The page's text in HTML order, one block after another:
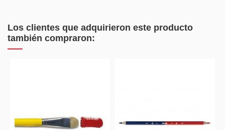
Los clientes que adquirieron este producto
también compraron: